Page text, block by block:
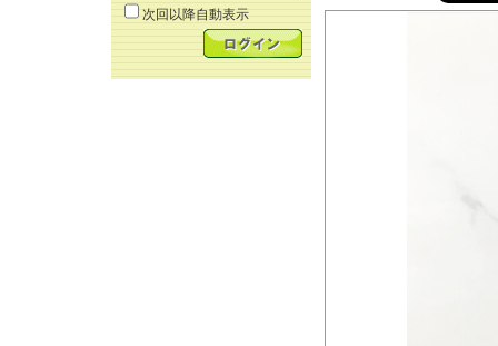
次回以降自動表示